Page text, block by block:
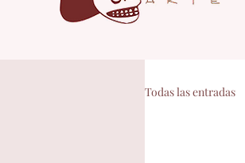
Todas las entradas